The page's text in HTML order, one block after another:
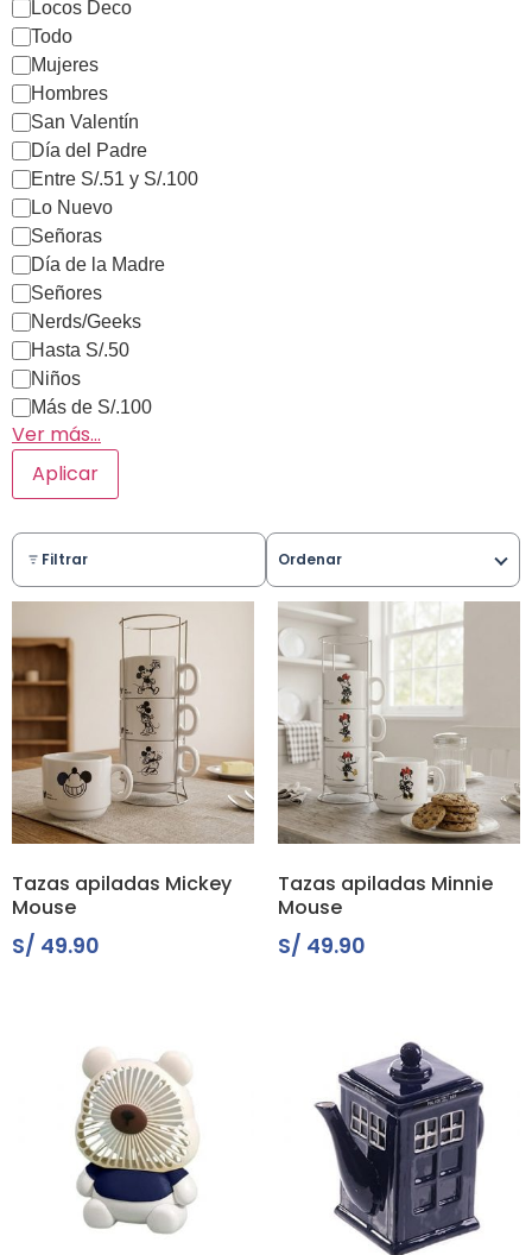
Locos Deco
Todo
Mujeres
Hombres
San Valentín
Día del Padre
Entre S/.51 y S/.100
Lo Nuevo
Señoras
Día de la Madre
Señores
Nerds/Geeks
Hasta S/.50
Niños
Más de S/.100
Ver más…
Aplicar
Filtrar Ordenar
Tazas apiladas Mickey
Mouse
S/ 49.90
Tazas apiladas Minnie
Mouse
S/ 49.90